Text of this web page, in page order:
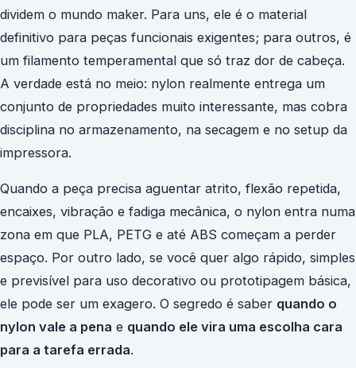
dividem o mundo maker. Para uns, ele é o material
definitivo para peças funcionais exigentes; para outros, é
um filamento temperamental que só traz dor de cabeça.
A verdade está no meio: nylon realmente entrega um
conjunto de propriedades muito interessante, mas cobra
disciplina no armazenamento, na secagem e no setup da
impressora.
Quando a peça precisa aguentar atrito, flexão repetida,
encaixes, vibração e fadiga mecânica, o nylon entra numa
zona em que PLA, PETG e até ABS começam a perder
espaço. Por outro lado, se você quer algo rápido, simples
e previsível para uso decorativo ou prototipagem básica,
ele pode ser um exagero. O segredo é saber quando o
nylon vale a pena e quando ele vira uma escolha cara
para a tarefa errada.